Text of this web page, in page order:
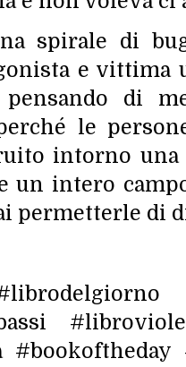
spirale di
e vittima
pensando di
le
intorno
un intero
permetterle di
#bookoftheday